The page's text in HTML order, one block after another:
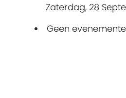
Zaterdag, 28
Geen